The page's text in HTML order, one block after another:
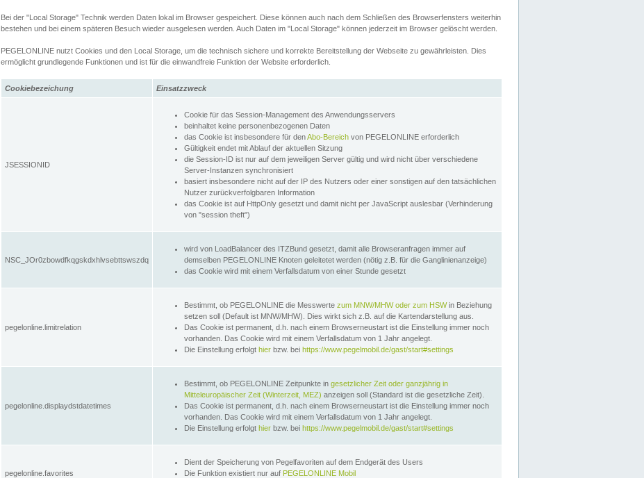
Bei der "Local Storage" Technik werden Daten lokal im Browser gespeichert. Diese können auch nach dem Schließen des Browserfensters weiterhin
bestehen und bei einem späteren Besuch wieder ausgelesen werden. Auch Daten im "Local Storage" können jederzeit im Browser gelöscht werden.
PEGELONLINE nutzt Cookies und den Local Storage, um die technisch sichere und korrekte Bereitstellung der Webseite zu gewährleisten. Dies
ermöglicht grundlegende Funktionen und ist für die einwandfreie Funktion der Website erforderlich.
Cookiebezeichung Einsatzzweck
JSESSIONID
Cookie für das Session-Management des Anwendungsservers
beinhaltet keine personenbezogenen Daten
das Cookie ist insbesondere für denAbo-Bereich von PEGELONLINE erforderlich
Gültigkeit endet mit Ablauf der aktuellen Sitzung
die Session-ID ist nur auf dem jeweiligen Server gültig und wird nicht über verschiedene
Server-Instanzen synchronisiert
basiert insbesondere nicht auf der IP des Nutzers oder einer sonstigen auf den tatsächlichen
Nutzer zurückverfolgbaren Information
das Cookie ist auf HttpOnly gesetzt und damit nicht per JavaScript auslesbar (Verhinderung
von "session theft")
NSC_JOr0zbowdfkqgskdxhlvsebttswszdq
wird von LoadBalancer des ITZBund gesetzt, damit alle Browseranfragen immer auf
demselben PEGELONLINE Knoten geleitetet werden (nötig z.B. für die Ganglinienanzeige)
das Cookie wird mit einem Verfallsdatum von einer Stunde gesetzt
pegelonline.limitrelation
Bestimmt, ob PEGELONLINE die Messwerte zum MNW/MHW oder zum HSWin Beziehung
setzen soll (Default ist MNW/MHW). Dies wirkt sich z.B. auf die Kartendarstellung aus.
Das Cookie ist permanent, d.h. nach einem Browserneustart ist die Einstellung immer noch
vorhanden. Das Cookie wird mit einem Verfallsdatum von 1 Jahr angelegt.
Die Einstellung erfolgt hier bzw. bei https://www.pegelmobil.de/gast/start#settings
pegelonline.displaydstdatetimes
Bestimmt, ob PEGELONLINE Zeitpunkte in gesetzlicher Zeit oder ganzjährig in
Mitteleuropäischer Zeit (Winterzeit, MEZ) anzeigen soll (Standard ist die gesetzliche Zeit).
Das Cookie ist permanent, d.h. nach einem Browserneustart ist die Einstellung immer noch
vorhanden. Das Cookie wird mit einem Verfallsdatum von 1 Jahr angelegt.
Die Einstellung erfolgt hier bzw. bei https://www.pegelmobil.de/gast/start#settings
pegelonline.favorites
Dient der Speicherung von Pegelfavoriten auf dem Endgerät des Users
Die Funktion existiert nur auf PEGELONLINE Mobil